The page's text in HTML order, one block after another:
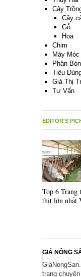
Cây
Cây
Gỗ
Hoa
Chim
Máy
Phân Bón
Tiêu
Giá Thị
Tư Vấn
EDITOR'S
Top 6 Trang
thịt lớn nhất
GIÁ NÔNG
trang